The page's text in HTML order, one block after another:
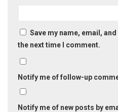
Save my name, email,
the next time I comment.
Notify me of follow-up
Notify me of new posts by